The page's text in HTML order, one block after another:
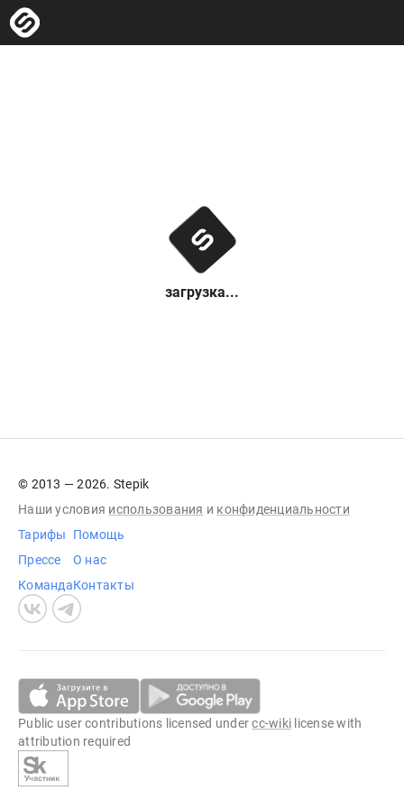
загрузка...
© 2013 — 2026. Stepik
Наши условия использования и конфиденциальности
Тарифы
Прессе
Команда
Помощь
О нас
Контакты
Public user contributions licensed undercc-wiki license with
attribution required